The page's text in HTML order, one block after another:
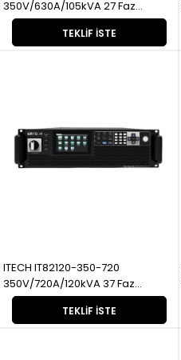
TEKLIF İSTE
350V/630A/105kVA 27 Faz
Rejeneratif
TEKLIF İSTE
ITECH IT82120-350-720
350V/720A/120kVA 37 Faz
Rejeneratif